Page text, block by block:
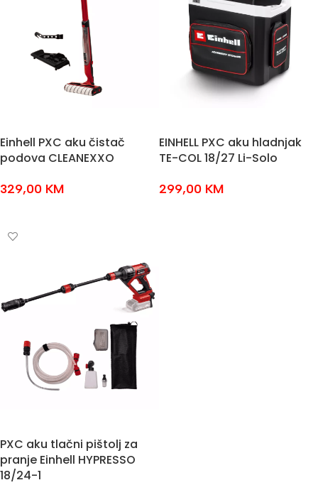
Einhell PXC aku čistač
podova CLEANEXXO
329,00 KM
EINHELL PXC aku hladnjak
TE-COL 18/27 Li-Solo
299,00 KM
PXC aku tlačni pištolj za
pranje Einhell HYPRESSO
18/24-1